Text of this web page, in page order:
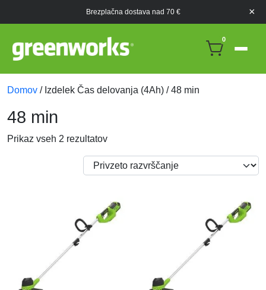
Brezplačna dostava nad 70 € ×
0
Domov / Izdelek Čas delovanja (4Ah) / 48 min
48 min
Prikaz vseh 2 rezultatov